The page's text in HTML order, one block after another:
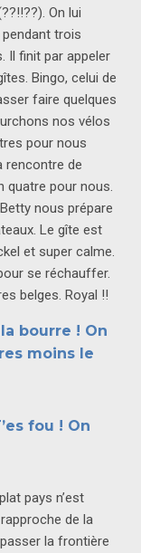
On lui
trois
Il finit par appeler
Bingo, celui de
faire quelques
nos vélos
pour nous
rencontre de
quatre pour nous.
nous prépare
Le gîte est
et super calme.
se réchauffer.
belges. Royal !!
bourre ! On
moins le
fou ! On
pays n’est
de la
la frontière